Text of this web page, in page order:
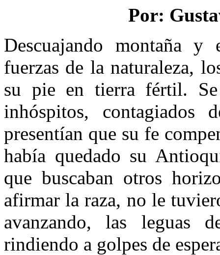
Por:
Descuajando montaña
fuerzas de la naturaleza,
su pie en tierra fértil. Se
inhóspitos, contagiados
presentían que su fe
había que­dado su
que buscaban otros
afirmar la raza, no le
avanzando, las leguas
rindiendo a golpes de